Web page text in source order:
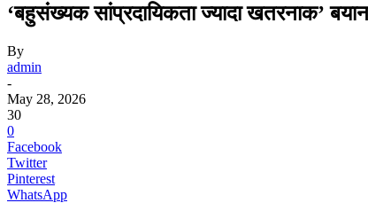
‘बहुसंख्यक सांप्रदायिकता ज्यादा खतरनाक’
By
admin
-
May 28, 2026
30
0
Facebook
Twitter
Pinterest
WhatsApp